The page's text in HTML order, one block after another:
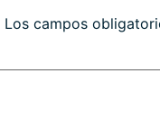
Los campos